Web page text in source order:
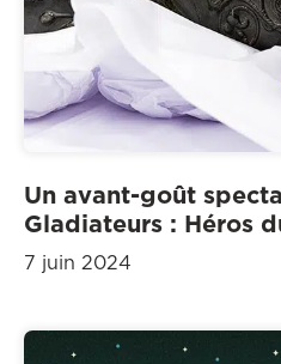
Un avant-goût
Gladiateurs : Héros
7 juin 2024